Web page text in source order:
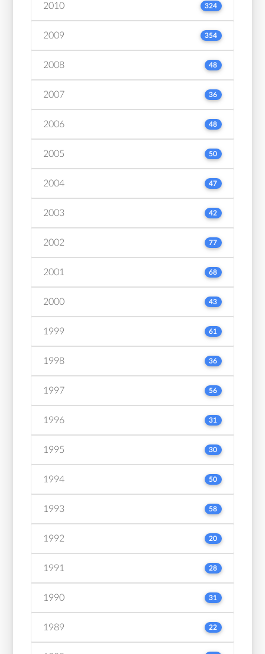
2010 324
2009 354
2008 48
2007 36
2006 48
2005 50
2004 47
2003 42
2002 77
2001 68
2000 43
1999 61
1998 36
1997 56
1996 31
1995 30
1994 50
1993 58
1992 20
1991 28
1990 31
1989 22